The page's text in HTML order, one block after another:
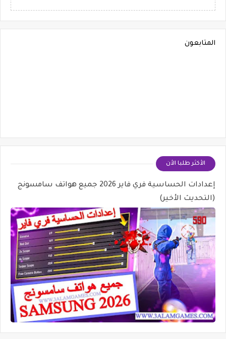
المتابعون
الأكثر طلبا الأن
إعدادات الحساسية فري فاير 2026 جميع هواتف سامسونج
(التحديث الأخير)